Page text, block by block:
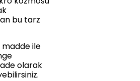
bu tarz
madde ile
olarak